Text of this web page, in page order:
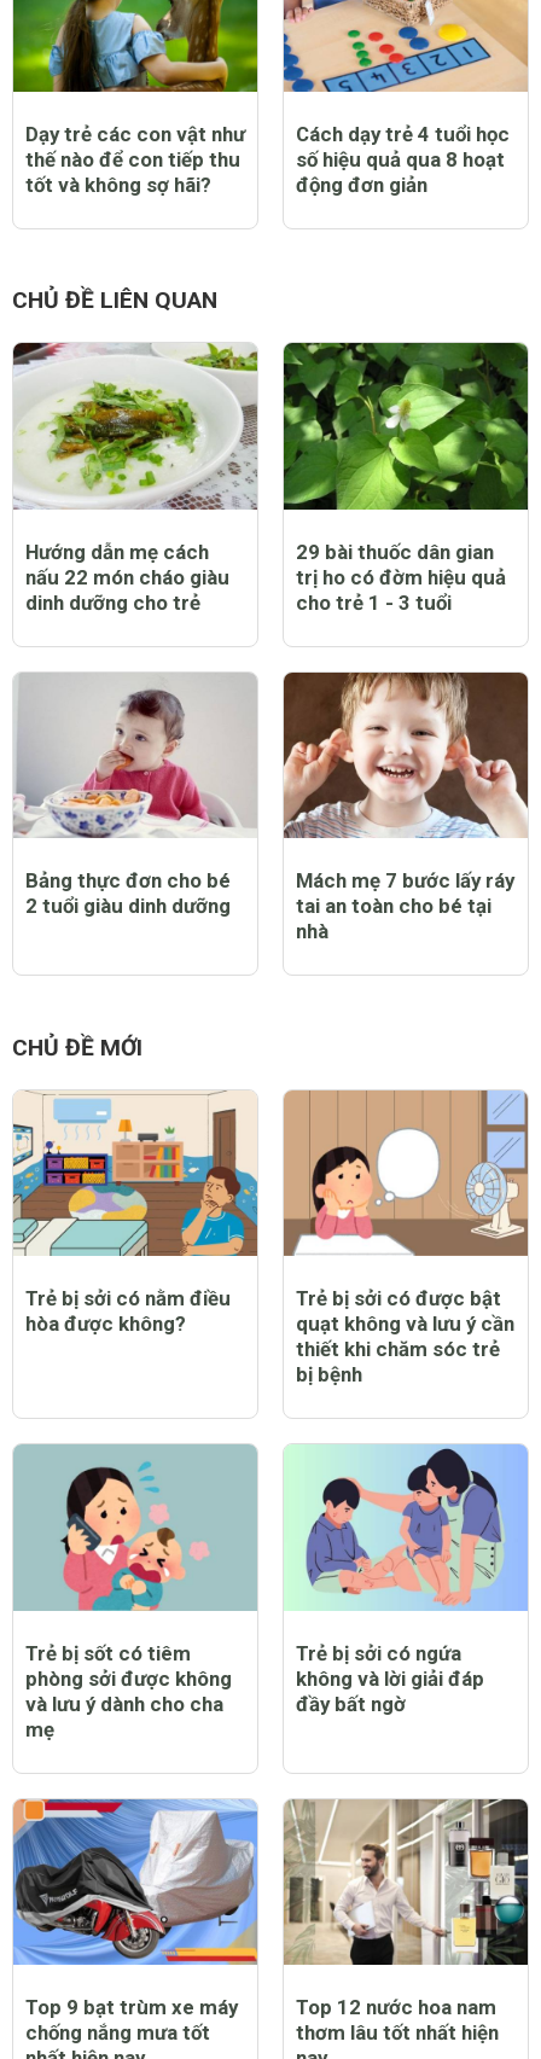
Dạy trẻ các con vật như
thế nào để con tiếp thu
tốt và không sợ hãi?
Cách dạy trẻ 4 tuổi học
số hiệu quả qua 8 hoạt
động đơn giản
CHỦ ĐỀ LIÊN QUAN
Hướng dẫn mẹ cách
nấu 22 món cháo giàu
dinh dưỡng cho trẻ
29 bài thuốc dân gian
trị ho có đờm hiệu quả
cho trẻ 1 - 3 tuổi
Bảng thực đơn cho bé
2 tuổi giàu dinh dưỡng
Mách mẹ 7 bước lấy ráy
tai an toàn cho bé tại
nhà
CHỦ ĐỀ MỚI
Trẻ bị sởi có nằm điều
hòa được không?
Trẻ bị sởi có được bật
quạt không và lưu ý cần
thiết khi chăm sóc trẻ
bị bệnh
Trẻ bị sốt có tiêm
phòng sởi được không
và lưu ý dành cho cha
mẹ
Trẻ bị sởi có ngứa
không và lời giải đáp
đầy bất ngờ
Top 9 bạt trùm xe máy
chống nắng mưa tốt
Top 12 nước hoa nam
thơm lâu tốt nhất hiện